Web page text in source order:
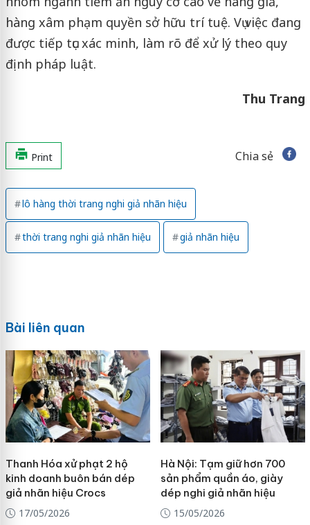
hàng xâm phạm quyền sở hữu trí tuệ. Vụ việc đang
được tiếp tục xác minh, làm rõ để xử lý theo quy
định pháp luật.
Thu Trang
Print Chia sẻ
lô hàng thời trang nghi giả nhãn hiệu
thời trang nghi giả nhãn hiệu giả nhãn hiệu
Bài liên quan
Thanh Hóa xử phạt 2 hộ
kinh doanh buôn bán dép
giả nhãn hiệu Crocs
17/05/2026
Hà Nội: Tạm giữ hơn 700
sản phẩm quần áo, giày
dép nghi giả nhãn hiệu
15/05/2026